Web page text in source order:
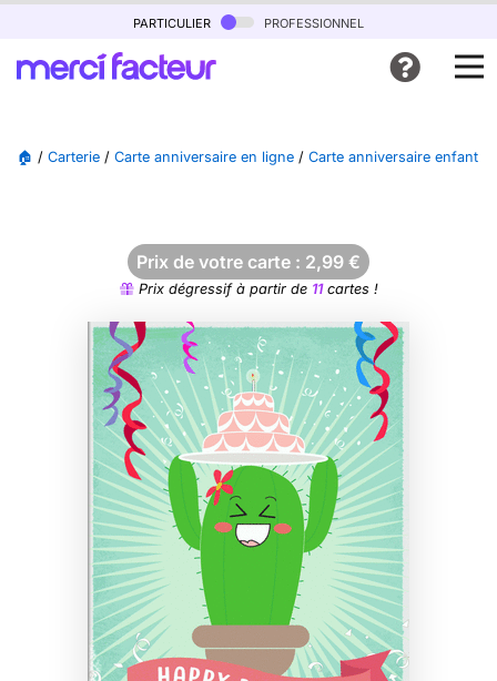
particulier professionnel
🏠 / Carterie / Carte anniversaire en ligne / Carte anniversaire enfant
Prix de votre carte : 2,99 €
Prix dégressif à partir de 11cartes !